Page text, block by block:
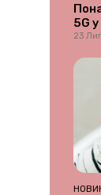
5G
23